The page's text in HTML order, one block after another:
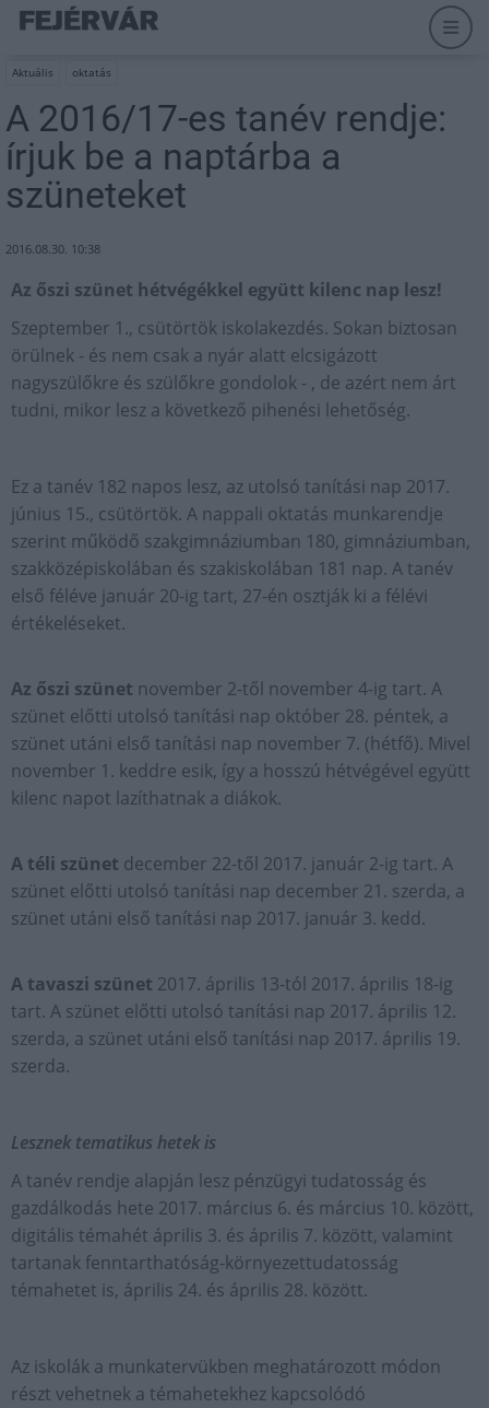
Aktuális oktatás
A 2016/17-es tanév rendje:
írjuk be a naptárba a
szüneteket
2016.08.30. 10:38
Az őszi szünet hétvégékkel együtt kilenc nap lesz!
Szeptember 1., csütörtök iskolakezdés. Sokan biztosan
örülnek - és nem csak a nyár alatt elcsigázott
nagyszülőkre és szülőkre gondolok - , de azért nem árt
tudni, mikor lesz a következő pihenési lehetőség.
Ez a tanév 182 napos lesz, az utolsó tanítási nap 2017.
június 15., csütörtök. A nappali oktatás munkarendje
szerint működő szakgimnáziumban 180, gimnáziumban,
szakközépiskolában és szakiskolában 181 nap. A tanév
első féléve január 20-ig tart, 27-én osztják ki a félévi
értékeléseket.
Az őszi szünet november 2-től november 4-ig tart. A
szünet előtti utolsó tanítási nap október 28. péntek, a
szünet utáni első tanítási nap november 7. (hétfő). Mivel
november 1. keddre esik, így a hosszú hétvégével együtt
kilenc napot lazíthatnak a diákok.
A téli szünet december 22-től 2017. január 2-ig tart. A
szünet előtti utolsó tanítási nap december 21. szerda, a
szünet utáni első tanítási nap 2017. január 3. kedd.
A tavaszi szünet 2017. április 13-tól 2017. április 18-ig
tart. A szünet előtti utolsó tanítási nap 2017. április 12.
szerda, a szünet utáni első tanítási nap 2017. április 19.
szerda.
Lesznek tematikus hetek is
A tanév rendje alapján lesz pénzügyi tudatosság és
gazdálkodás hete 2017. március 6. és március 10. között,
digitális témahét április 3. és április 7. között, valamint
tartanak fenntarthatóság-környezettudatosság
témahetet is, április 24. és április 28. között.
Az iskolák a munkatervükben meghatározott módon
részt vehetnek a témahetekhez kapcsolódó